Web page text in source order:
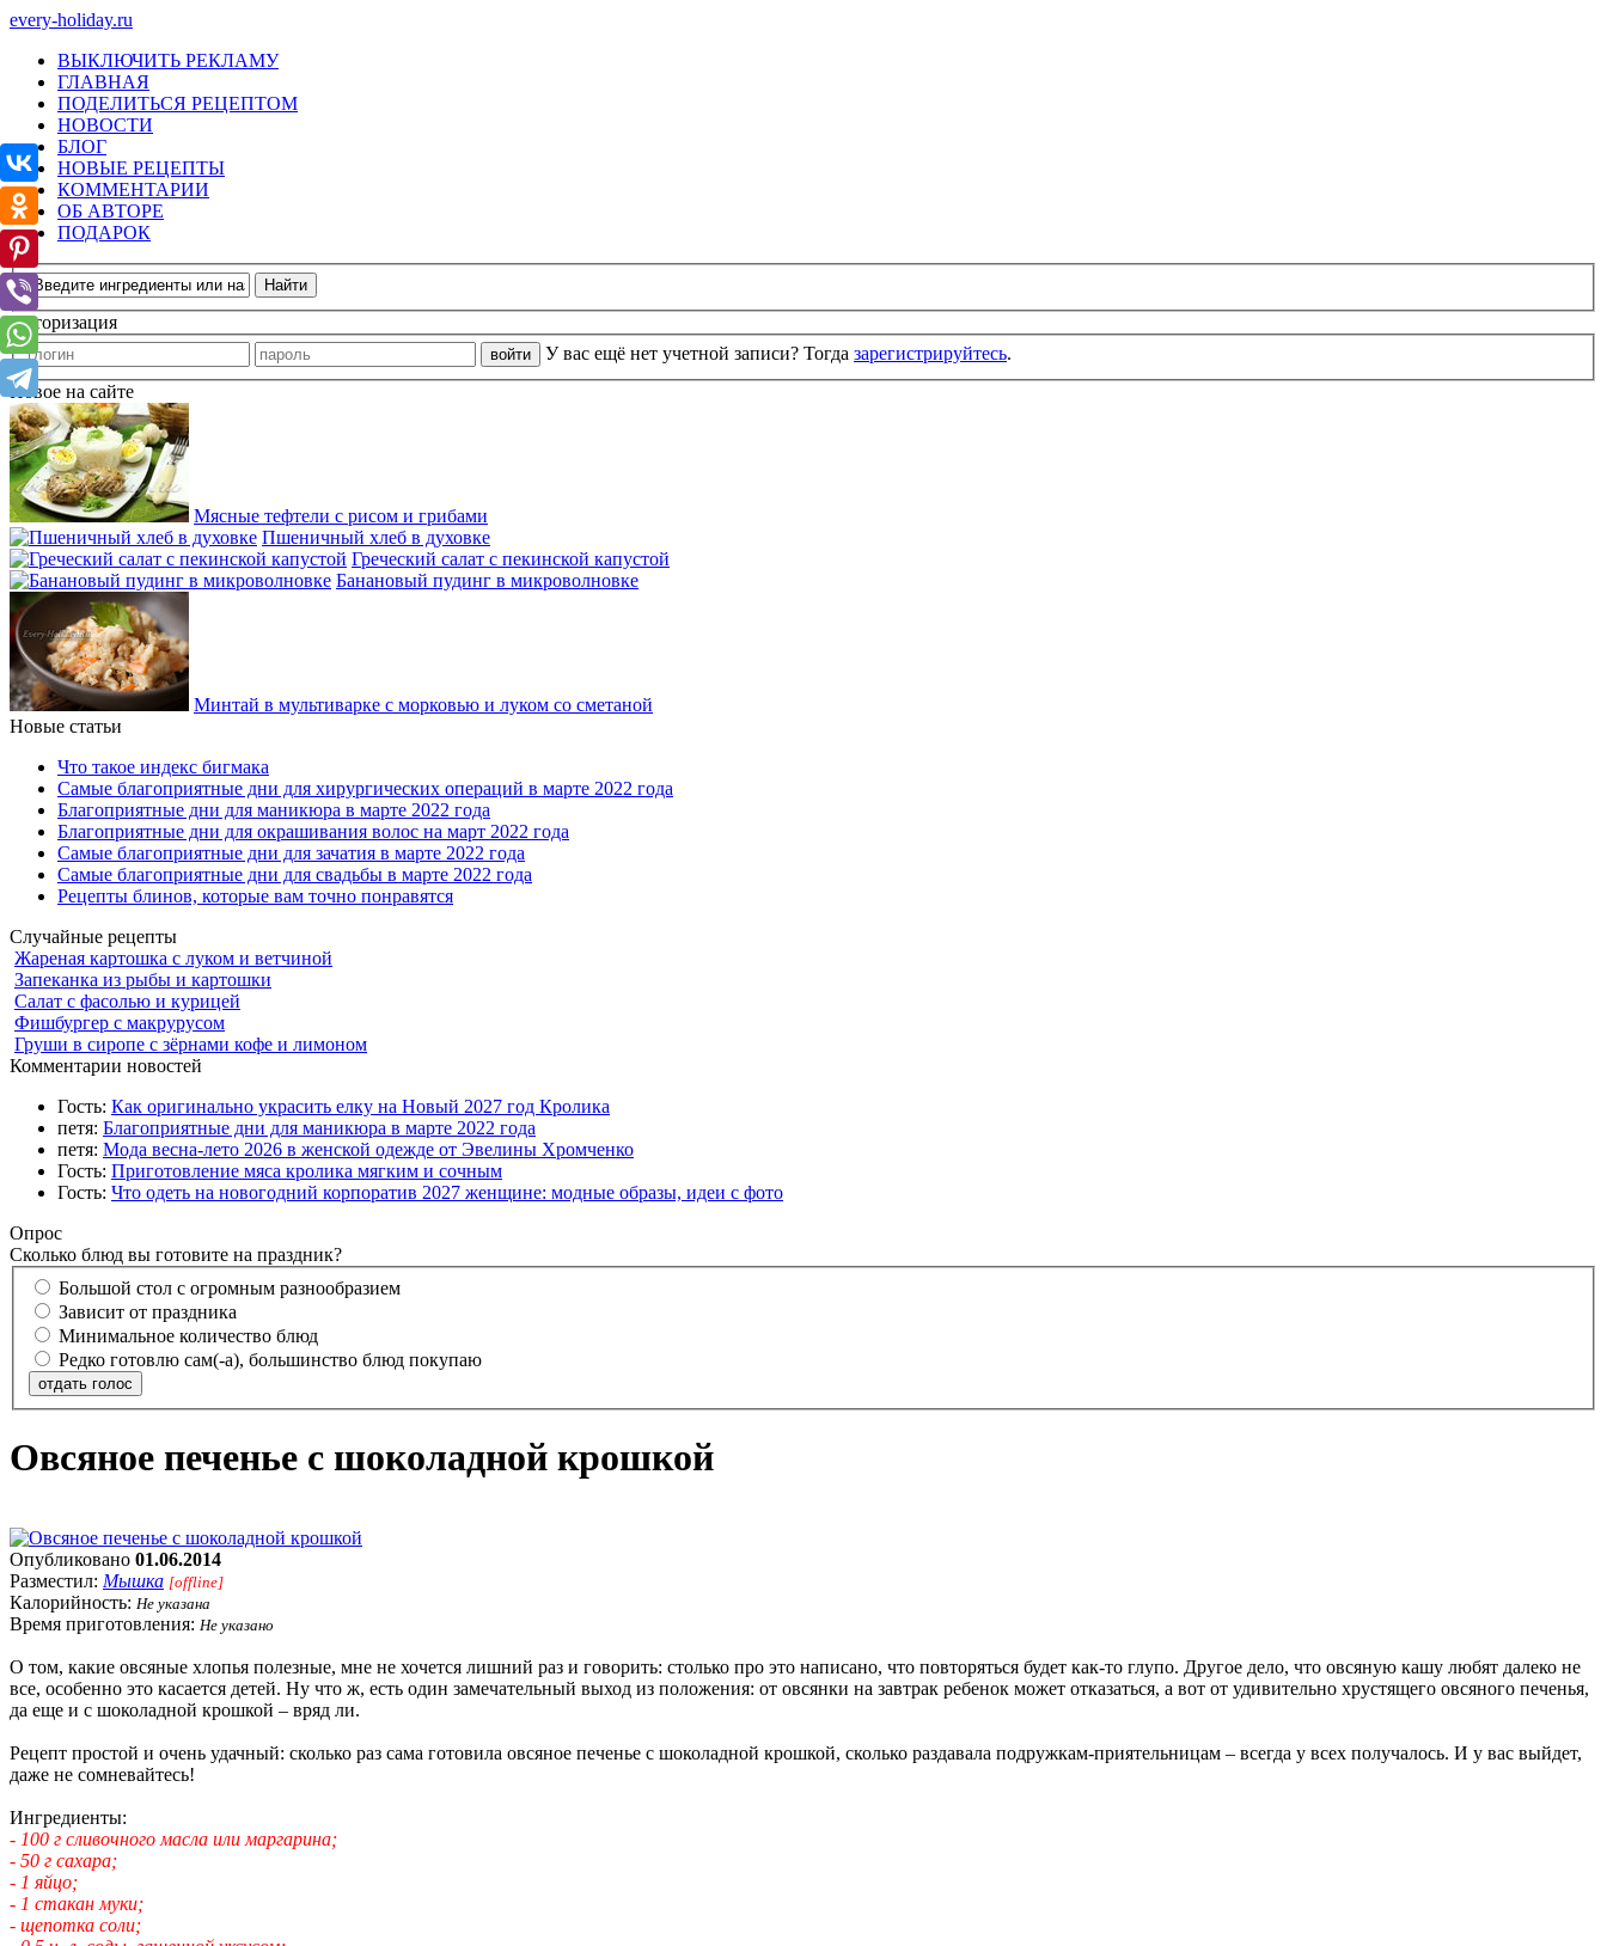
every-holiday.ru
ВЫКЛЮЧИТЬ РЕКЛАМУ
ГЛАВНАЯ
ПОДЕЛИТЬСЯ РЕЦЕПТОМ
НОВОСТИ
БЛОГ
НОВЫЕ РЕЦЕПТЫ
КОММЕНТАРИИ
ОБ АВТОРЕ
ПОДАРОК
Авторизация
У вас ещё нет учетной записи? Тогда зарегистрируйтесь.
Новое на сайте
Мясные тефтели с рисом и грибами
Пшеничный хлеб в духовке
Греческий салат с пекинской капустой
Банановый пудинг в микроволновке
Минтай в мультиварке с морковью и луком со сметаной
Новые статьи
Что такое индекс бигмака
Самые благоприятные дни для хирургических операций в марте 2022 года
Благоприятные дни для маникюра в марте 2022 года
Благоприятные дни для окрашивания волос на март 2022 года
Самые благоприятные дни для зачатия в марте 2022 года
Самые благоприятные дни для свадьбы в марте 2022 года
Рецепты блинов, которые вам точно понравятся
Случайные рецепты
Жареная картошка с луком и ветчиной
Запеканка из рыбы и картошки
Салат с фасолью и курицей
Фишбургер с макрурусом
Груши в сиропе с зёрнами кофе и лимоном
Комментарии новостей
Гость: Как оригинально украсить елку на Новый 2027 год Кролика
петя: Благоприятные дни для маникюра в марте 2022 года
петя: Мода весна-лето 2026 в женской одежде от Эвелины Хромченко
Гость: Приготовление мяса кролика мягким и сочным
Гость: Что одеть на новогодний корпоратив 2027 женщине: модные образы, идеи с фото
Опрос
Сколько блюд вы готовите на праздник?
Большой стол с огромным разнообразием
Зависит от праздника
Минимальное количество блюд
Редко готовлю сам(-а), большинство блюд покупаю
отдать голос
Овсяное печенье с шоколадной крошкой
Опубликовано 01.06.2014
Разместил: Мышка [offline]
Калорийность: Не указана
Время приготовления: Не указано
О том, какие овсяные хлопья полезные, мне не хочется лишний раз и говорить: столько про это написано, что повторяться будет как-то глупо. Другое дело, что овсяную кашу любят далеко не
все, особенно это касается детей. Ну что ж, есть один замечательный выход из положения: от овсянки на завтрак ребенок может отказаться, а вот от удивительно хрустящего овсяного печенья,
да еще и с шоколадной крошкой – вряд ли.
Рецепт простой и очень удачный: сколько раз сама готовила овсяное печенье с шоколадной крошкой, сколько раздавала подружкам-приятельницам – всегда у всех получалось. И у вас выйдет,
даже не сомневайтесь!
Ингредиенты:
- 100 г сливочного масла или маргарина;
- 50 г сахара;
- 1 яйцо;
- 1 стакан муки;
- щепотка соли;